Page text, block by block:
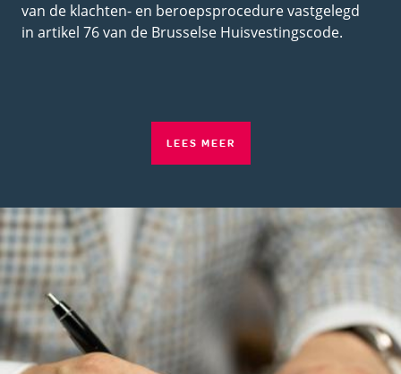
van de klachten- en beroepsprocedure vastgelegd
in artikel 76 van de Brusselse Huisvestingscode.
LEES MEER